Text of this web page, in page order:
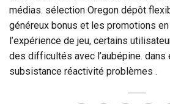
médias. sélection Oregon dépôt
généreux bonus et les promotions
l’expérience de jeu, certains
des difficultés avec l’aubépine.
subsistance réactivité problèmes .